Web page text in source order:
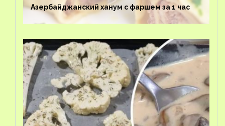
Азербайджанский ханум с фаршем за 1 час